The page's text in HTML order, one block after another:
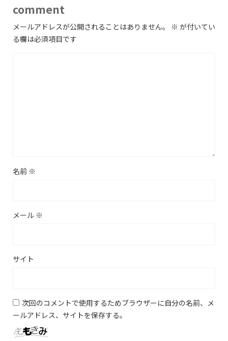
comment
メールアドレスが公開されることはありません。 ※ が付いてい
る欄は必須項目です
名前 ※
メール ※
サイト
次回のコメントで使用するためブラウザーに自分の名前、メ
ールアドレス、サイトを保存する。